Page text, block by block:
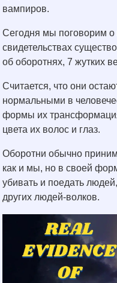
вампиров.
Сегодня мы поговорим о
свидетельствах
об оборотнях, 7 жутких
Считается, что они
нормальными в
формы их
цвета их волос и глаз.
Оборотни обычно
как и мы, но в своей
убивать и поедать
других людей-волков.